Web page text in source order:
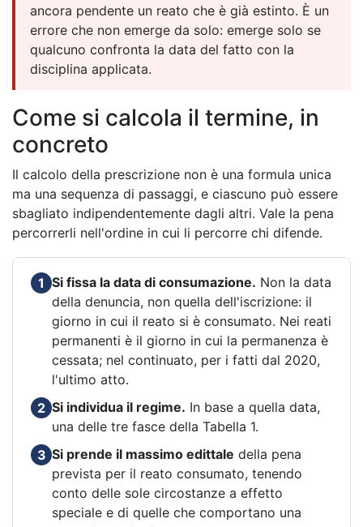
ancora pendente un reato che è già estinto. È un
errore che non emerge da solo: emerge solo se
qualcuno confronta la data del fatto con la
disciplina applicata.
Come si calcola il termine, in
concreto
Il calcolo della prescrizione non è una formula unica
ma una sequenza di passaggi, e ciascuno può essere
sbagliato indipendentemente dagli altri. Vale la pena
percorrerli nell'ordine in cui li percorre chi difende.
1 Si fissa la data di consumazione. Non la data
della denuncia, non quella dell'iscrizione: il
giorno in cui il reato si è consumato. Nei reati
permanenti è il giorno in cui la permanenza è
cessata; nel continuato, per i fatti dal 2020,
l'ultimo atto.
2 Si individua il regime. In base a quella data,
una delle tre fasce della Tabella 1.
3 Si prende il massimo edittale della pena
prevista per il reato consumato, tenendo
conto delle sole circostanze a effetto
speciale e di quelle che comportano una